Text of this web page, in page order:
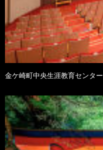
金ケ崎町中央生涯教育センター